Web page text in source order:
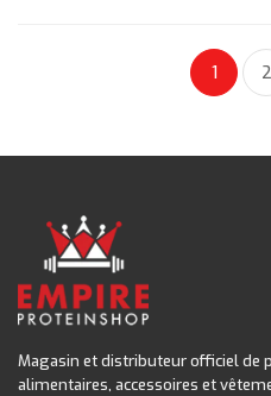
1 2
Magasin et distributeur officiel de
alimentaires, accessoires et